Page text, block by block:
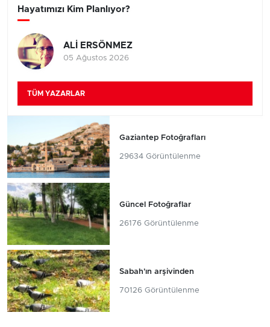
Hayatımızı Kim Planlıyor?
ALİ ERSÖNMEZ
05 Ağustos 2026
TÜM YAZARLAR
Gaziantep Fotoğrafları
29634 Görüntülenme
Güncel Fotoğraflar
26176 Görüntülenme
Sabah'ın arşivinden
70126 Görüntülenme